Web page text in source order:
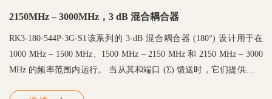
2150MHz – 3000MHz，3 dB 混合耦合器
RK3-180-544P-3G-S1该系列的 3-dB 混合耦合器 (180°) 设计用于在
1000 MHz – 1500 MHz、1500 MHz – 2150 MHz 和 2150 MHz – 3000
MHz 的频率范围内运行。 当从其和端口 (Σ) 馈送时，它们提供两个